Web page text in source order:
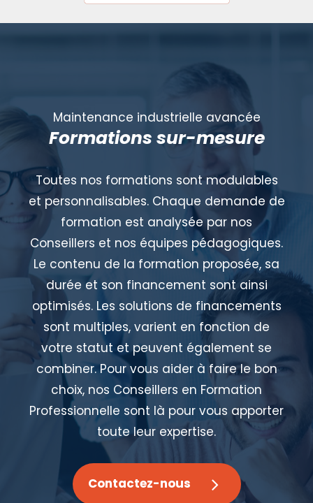
Maintenance industrielle avancée
Formations sur-mesure
Toutes nos formations sont modulables
et personnalisables. Chaque demande de
formation est analysée par nos
Conseillers et nos équipes pédagogiques.
Le contenu de la formation proposée, sa
durée et son financement sont ainsi
optimisés. Les solutions de financements
sont multiples, varient en fonction de
votre statut et peuvent également se
combiner. Pour vous aider à faire le bon
choix, nos Conseillers en Formation
Professionnelle sont là pour vous apporter
toute leur expertise.
Contactez-nous